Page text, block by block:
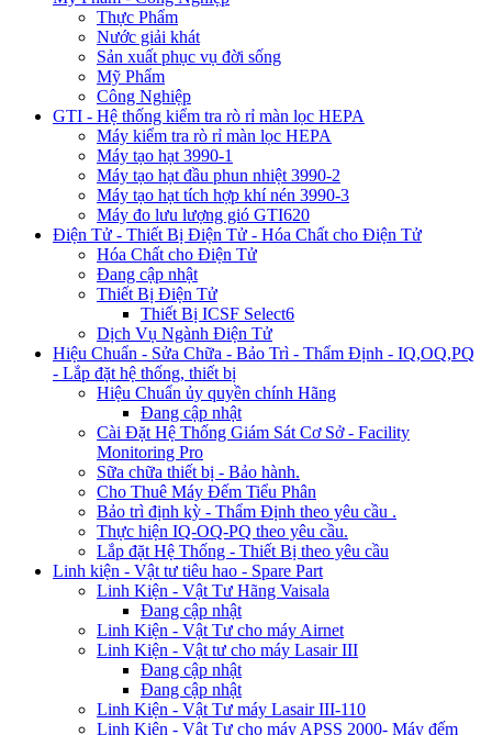
Thực Phẩm
Nước giải khát
Sản xuất phục vụ đời sống
Mỹ Phẩm
Công Nghiệp
GTI - Hệ thống kiểm tra rò rỉ màn lọc HEPA
Máy kiểm tra rò rỉ màn lọc HEPA
Máy tạo hạt 3990-1
Máy tạo hạt đầu phun nhiệt 3990-2
Máy tạo hạt tích hợp khí nén 3990-3
Máy đo lưu lượng gió GTI620
Điện Tử - Thiết Bị Điện Tử - Hóa Chất cho Điện Tử
Hóa Chất cho Điện Tử
Đang cập nhật
Thiết Bị Điện Tử
Thiết Bị ICSF Select6
Dịch Vụ Ngành Điện Tử
Hiệu Chuẩn - Sửa Chữa - Bảo Trì - Thẩm Định - IQ,OQ,PQ
- Lắp đặt hệ thống, thiết bị
Hiệu Chuẩn ủy quyền chính Hãng
Đang cập nhật
Cài Đặt Hệ Thống Giám Sát Cơ Sở - Facility
Monitoring Pro
Sữa chữa thiết bị - Bảo hành.
Cho Thuê Máy Đếm Tiểu Phân
Bảo trì định kỳ - Thẩm Định theo yêu cầu .
Thực hiện IQ-OQ-PQ theo yêu cầu.
Lắp đặt Hệ Thống - Thiết Bị theo yêu cầu
Linh kiện - Vật tư tiêu hao - Spare Part
Linh Kiện - Vật Tư Hãng Vaisala
Đang cập nhật
Linh Kiện - Vật Tư cho máy Airnet
Linh Kiện - Vật tư cho máy Lasair III
Đang cập nhật
Đang cập nhật
Linh Kiện - Vật Tư máy Lasair III-110
Linh Kiện - Vật Tư cho máy APSS 2000- Máy đếm